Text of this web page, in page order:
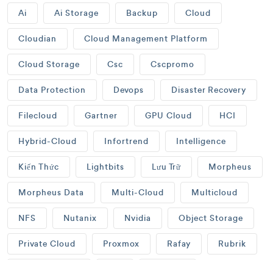
Ai Ai Storage Backup Cloud
Cloudian Cloud Management Platform
Cloud Storage Csc Cscpromo
Data Protection Devops Disaster Recovery
Filecloud Gartner GPU Cloud HCI
Hybrid-Cloud Infortrend Intelligence
Kiến Thức Lightbits Lưu Trữ Morpheus
Morpheus Data Multi-Cloud Multicloud
NFS Nutanix Nvidia Object Storage
Private Cloud Proxmox Rafay Rubrik